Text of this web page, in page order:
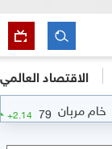
الاقتصاد العالمي
خام مربان 79
+2.14